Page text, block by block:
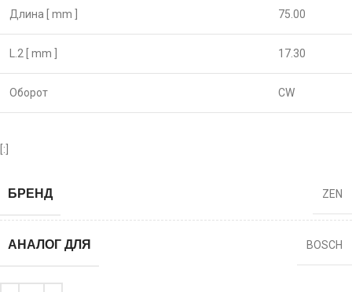
Длина [ mm ] 75.00
L.2 [ mm ] 17.30
Оборот CW
[:]
БРЕНД ZEN
АНАЛОГ ДЛЯ BOSCH